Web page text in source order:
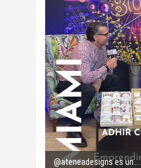
@ateneadesigns es un